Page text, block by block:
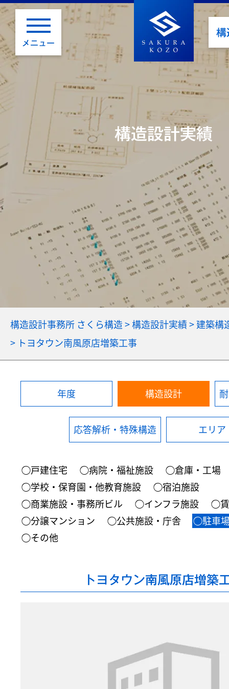
メニュー
構
構造設計実績
構造設計事務所 さくら構造>構造設計実績>建築構
> トヨタウン南風原店増築工事
年度 構造設計
応答解析・特殊構造 エリア
◯戸建住宅 ◯病院・福祉施設
◯倉庫・工場
◯学校・保育園・他教育施設
◯宿泊施設
◯商業施設・事務所ビル
◯インフラ施設
◯賃
◯分譲マンション
◯公共施設・庁舎
◯駐車
◯その他
トヨタウン南風原店増築